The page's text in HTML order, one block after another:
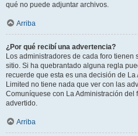
qué no puede adjuntar archivos.
Arriba
¿Por qué recibí una advertencia?
Los administradores de cada foro
sitio. Si ha quebrantado alguna regla
recuerde que esta es una decisión de
Limited no tiene nada que ver con las
Comuníquese con La Administración del
advertido.
Arriba